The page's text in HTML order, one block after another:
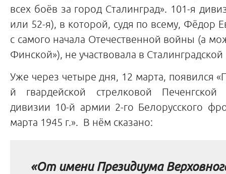
всех боёв за город Сталинград». 101-я
или 52-я), в которой, судя по всему, Фёдор
с самого начала Отечественной войны (а
Финской»), не участвовала в
Уже через четыре дня, 12 марта, появился
й гвардейской стрелковой Печенгской
дивизии 10-й армии 2-го Белорусского
марта 1945 г.». В нём сказано:
«От имени Президиума